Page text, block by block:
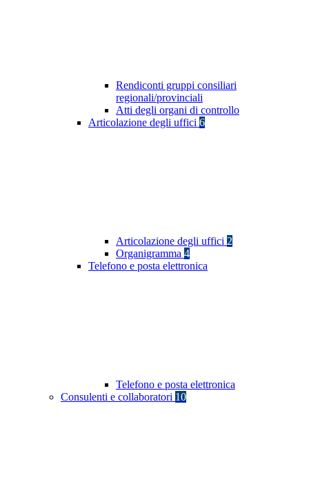
Rendiconti gruppi consiliari
regionali/provinciali
Atti degli organi di controllo
Articolazione degli uffici 6
Articolazione degli uffici 2
Organigramma 4
Telefono e posta elettronica
Telefono e posta elettronica
Consulenti e collaboratori 10